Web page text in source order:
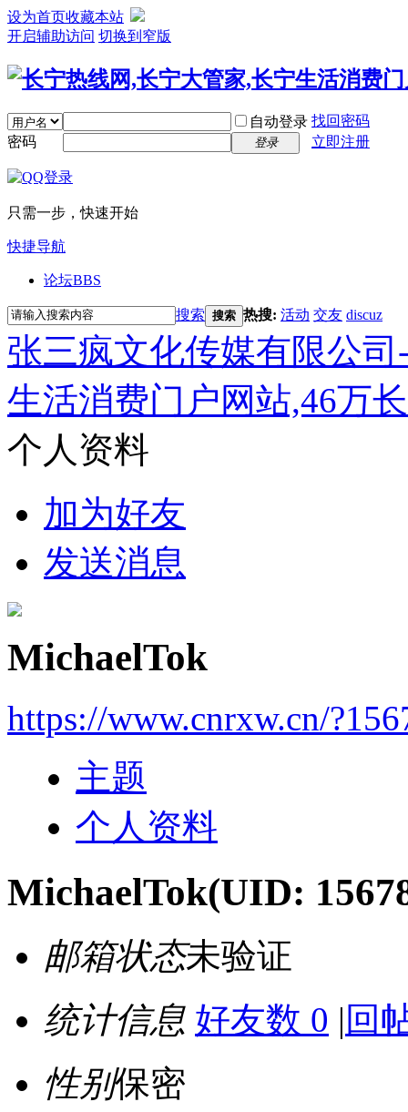
设为首页收藏本站
开启辅助访问 切换到窄版
自动登录 找回密码
密码
登录 立即注册
只需一步，快速开始
快捷导航
论坛BBS
搜索 搜索 热搜: 活动 交友 discuz
张三疯文化传媒有限公
生活消费门户网站,46万
个人资料
加为好友
发送消息
MichaelTok
https://www.cnrxw.cn/
主题
个人资料
MichaelTok(UID:
邮箱状态未验证
统计信息 好友数 0 | 回
性别保密